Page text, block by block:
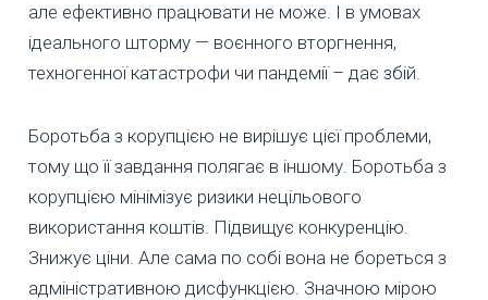
але ефективно працювати не може. І в умовах
ідеального шторму — воєнного вторгнення,
техногенної катастрофи чи пандемії – дає збій.
Боротьба з корупцією не вирішує цієї проблеми,
тому що її завдання полягає в іншому. Боротьба з
корупцією мінімізує ризики нецільового
використання коштів. Підвищує конкуренцію.
Знижує ціни. Але сама по собі вона не бореться з
адміністративною дисфункцією. Значною мірою